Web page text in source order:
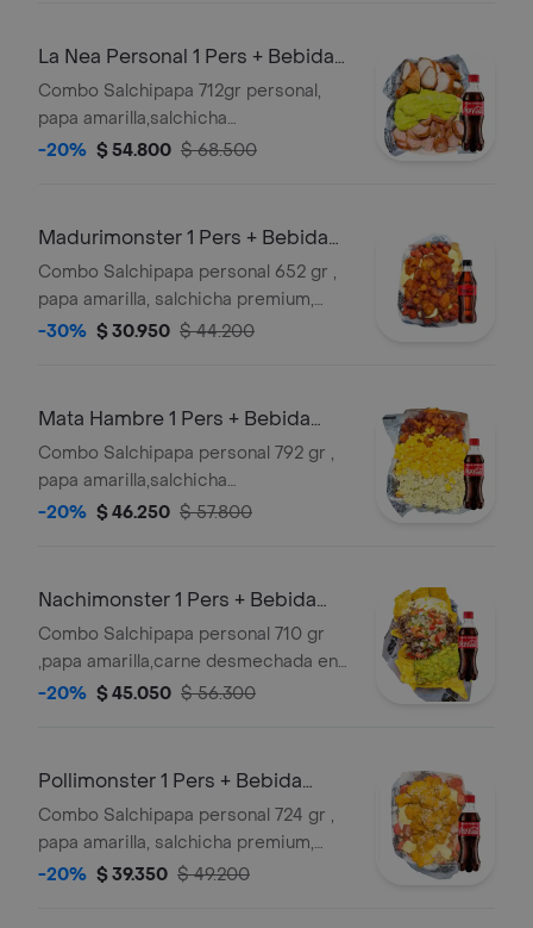
chimichurri,guacamole,pico de gallo. y
250 ml gratis
La Nea Personal 1 Pers + Bebida
Gratis
Combo Salchipapa 712gr personal,
papa amarilla,salchicha
premium,queso gratinado, chorizo
pimienta , salsas verde,ajo,bbq honey
-20% $ 54.800 $ 68.500
Madurimonster 1 Pers + Bebida
Gratis
Combo Salchipapa personal 652 gr ,
papa amarilla, salchicha premium,
queso gratinado,maduro guayabo, y
-30% $ 30.950 $ 44.200
Mata Hambre 1 Pers + Bebida
Gratis
Combo Salchipapa personal 792 gr ,
papa amarilla,salchicha
premium,queso gratinado,pollo
,bbq honey + bebida 250 ml gratis
-20% $ 46.250 $ 57.800
Nachimonster 1 Pers + Bebida
Gratis
Combo Salchipapa personal 710 gr
,papa amarilla,carne desmechada en
salsa bbq honey,guacamole,queso
250 ml gratis
-20% $ 45.050 $ 56.300
Pollimonster 1 Pers + Bebida
Gratis
Combo Salchipapa personal 724 gr ,
papa amarilla, salchicha premium,
queso gratinado, pollo crunch en
-20% $ 39.350 $ 49.200